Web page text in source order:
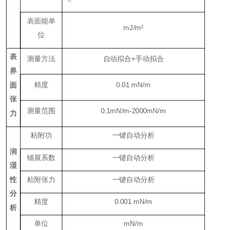
表面能单
位
mJ/m²
表
界
面
张
力
测量方法 自动拟合+手动拟合
精度 0.01 mN/m
测量范围 0.1mN/m-2000mN/m
润
湿
性
分
析
粘附功 一键自动分析
铺展系数 一键自动分析
粘附张力 一键自动分析
精度 0.001 mN/m
单位 mN/m